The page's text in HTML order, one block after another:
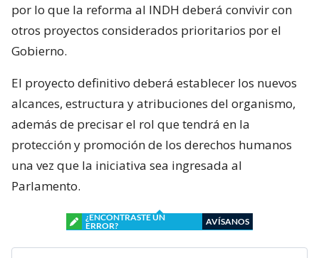
por lo que la reforma al INDH deberá convivir con
otros proyectos considerados prioritarios por el
Gobierno.
El proyecto definitivo deberá establecer los nuevos
alcances, estructura y atribuciones del organismo,
además de precisar el rol que tendrá en la
protección y promoción de los derechos humanos
una vez que la iniciativa sea ingresada al
Parlamento.
¿ENCONTRASTE UN
ERROR?
AVÍSANOS